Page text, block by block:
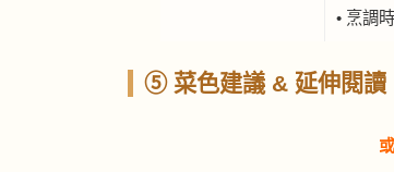
• 烹調
⑤ 菜色建議 & 延伸閱讀